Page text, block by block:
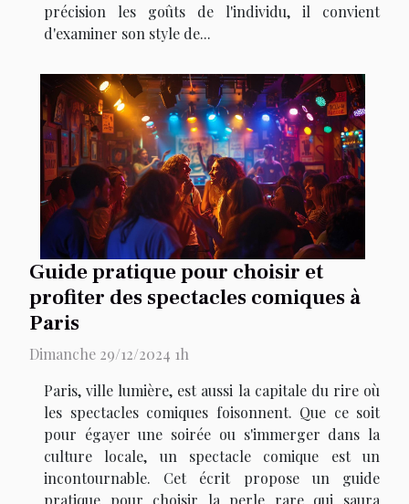
précision les goûts de l'individu, il convient
d'examiner son style de...
Guide pratique pour choisir et
profiter des spectacles comiques à
Paris
Dimanche 29/12/2024 1h
Paris, ville lumière, est aussi la capitale du rire où
les spectacles comiques foisonnent. Que ce soit
pour égayer une soirée ou s'immerger dans la
culture locale, un spectacle comique est un
incontournable. Cet écrit propose un guide
pratique pour choisir la perle rare qui saura